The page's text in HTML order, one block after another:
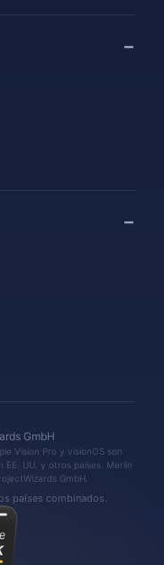
GmbH
Vision Pro y visionOS son
UU. y otros países. Merlin
GmbH.
países combinados.